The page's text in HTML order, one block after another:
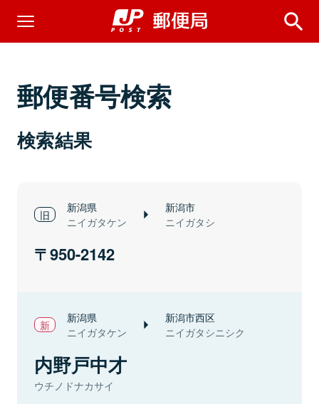
郵便番号検索
検索結果
新潟県
ニイガタケン
新潟市
ニイガタシ
950-2142
新潟県
ニイガタケン
新潟市西区
ニイガタシニシク
内野戸中才
ウチノドナカサイ